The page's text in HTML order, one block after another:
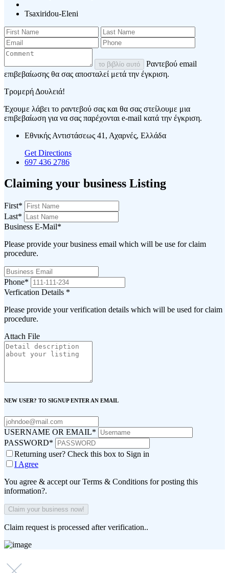
Tsaxiridou-Eleni
το βιβλίο αυτό
Ραντεβού email
επιβεβαίωσης θα σας αποσταλεί μετά την έγκριση.
Τρομερή Δουλειά!
Έχουμε λάβει το ραντεβού σας και θα σας στείλουμε μια
επιβεβαίωση για να σας παρέχονται e-mail κατά την έγκριση.
Εθνικής Αντιστάσεως 41, Αχαρνές, Ελλάδα
Get Directions
697 436 2786
Claiming your business Listing
First*
Last*
Business E-Mail*
Please provide your business email which will be use for claim
procedure.
Phone*
Verfication Details *
Please provide your verification details which will be used for claim
procedure.
Attach File
NEW USER? TO SIGNUP ENTER AN EMAIL
USERNAME OR EMAIL*
PASSWORD*
Returning user? Check this box to Sign in
I Agree
You agree & accept our Terms & Conditions for posting this
information?.
Claim request is processed after verification..